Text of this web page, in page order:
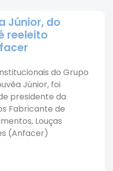
Júnior, do
reeleito
do Grupo
Júnior, foi
presidente da
Fabricante de
Louças
(Anfacer)